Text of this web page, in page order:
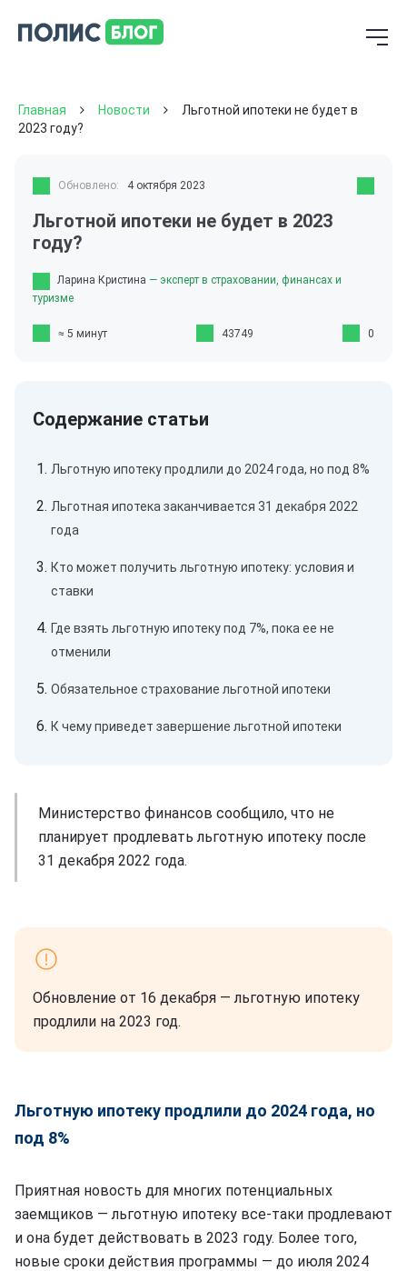
Главная Новости
Льготной ипотеки не будет в
2023 году?
Обновлено: 4 октября 2023
Льготной ипотеки не будет в 2023
году?
Ларина Кристина — эксперт в страховании, финансах и
туризме
≈ 5 минут 43749 0
Льготную ипотеку продлили до 2024 года, но под 8%
Льготная ипотека заканчивается 31 декабря 2022
года
Кто может получить льготную ипотеку: условия и
ставки
Где взять льготную ипотеку под 7%, пока ее не
отменили
Обязательное страхование льготной ипотеки
К чему приведет завершение льготной ипотеки
Министерство финансов сообщило, что не
планирует продлевать льготную ипотеку после
31 декабря 2022 года.
Обновление от 16 декабря — льготную ипотеку
продлили на 2023 год.
Льготную ипотеку продлили до 2024 года, но
под 8%
Приятная новость для многих потенциальных
заемщиков — льготную ипотеку все-таки продлевают
и она будет действовать в 2023 году. Более того,
новые сроки действия программы — до июля 2024